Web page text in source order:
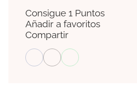
Consigue 1 Puntos
Añadir a favoritos
Compartir